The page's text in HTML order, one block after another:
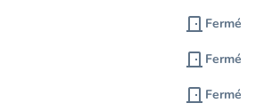
door_front Fermé
door_front Fermé
door_front Fermé